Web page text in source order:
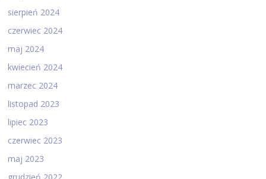
sierpień 2024
czerwiec 2024
maj 2024
kwiecień 2024
marzec 2024
listopad 2023
lipiec 2023
czerwiec 2023
maj 2023